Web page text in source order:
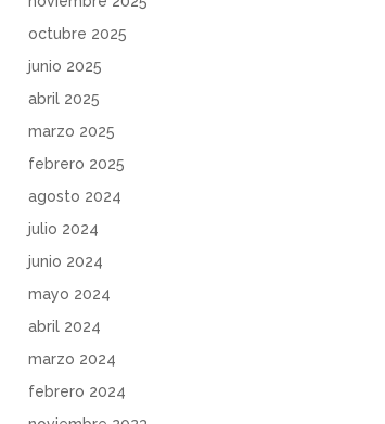
octubre 2025
junio 2025
abril 2025
marzo 2025
febrero 2025
agosto 2024
julio 2024
junio 2024
mayo 2024
abril 2024
marzo 2024
febrero 2024